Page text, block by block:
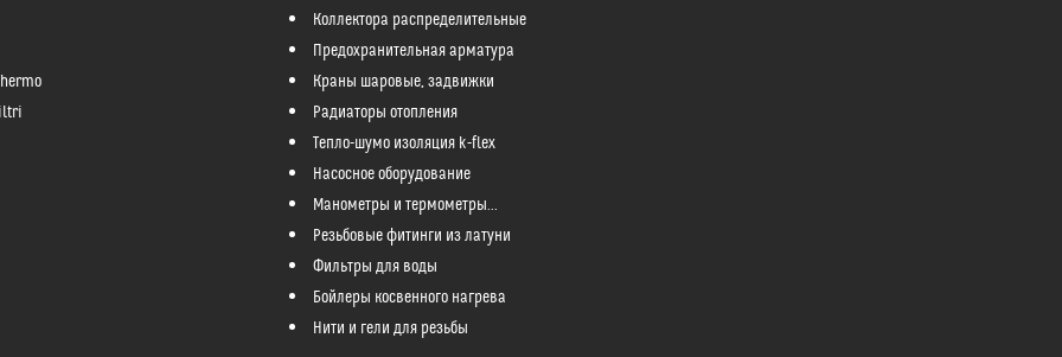
Коллектора распределительные
Предохранительная арматура
Краны шаровые, задвижки
Радиаторы отопления
Тепло-шумо изоляция k-flex
Насосное оборудование
Манометры и термометры...
Резьбовые фитинги из латуни
Фильтры для воды
Бойлеры косвенного нагрева
Нити и гели для резьбы